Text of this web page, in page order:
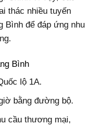
thác nhiều tuyến
Bình để đáp ứng nhu
Bình
lộ 1A.
bằng đường bộ.
cầu thương mại,